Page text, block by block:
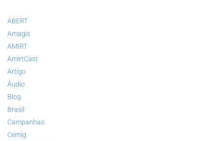
ABERT
Amagis
AMIRT
AmirtCast
Artigo
Áudio
Blog
Brasil
Campanhas
Cemig